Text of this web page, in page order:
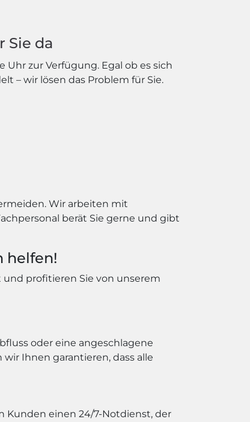
Sie da
zur Verfügung. Egal ob es sich
– wir lösen das Problem für Sie.
Wir arbeiten mit
berät Sie gerne und gibt
helfen!
profitieren Sie von unserem
oder eine angeschlagene
Ihnen garantieren, dass alle
Kunden einen 24/7-Notdienst, der